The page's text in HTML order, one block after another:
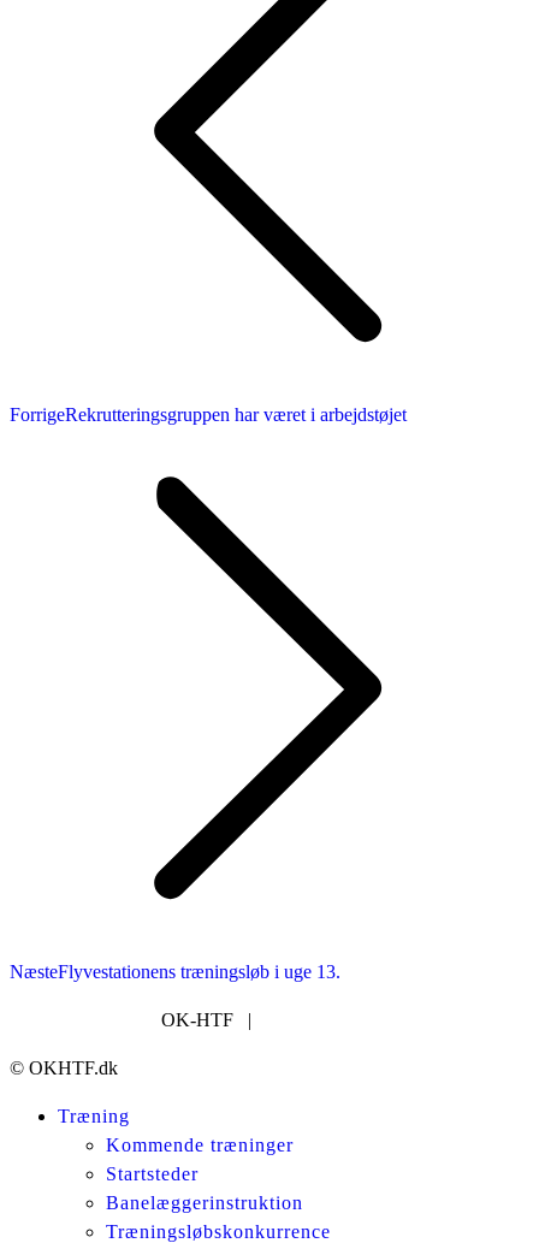
ForrigeForrige
Rekrutteringsgruppen har været i arbejdstøjet
NæsteNæste
Flyvestationens træningsløb i uge 13.
OK-HTF |
© OKHTF.dk
Træning
Kommende træninger
Startsteder
Banelæggerinstruktion
Træningsløbskonkurrence